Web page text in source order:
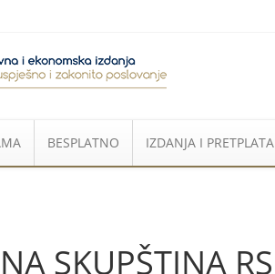
BESPLATNO IZDANJA I PRETPLATA
SKUPŠTINA